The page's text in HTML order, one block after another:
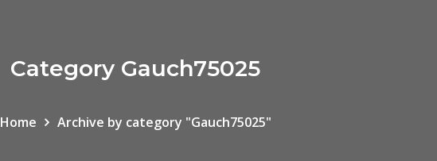
Category Gauch75025
Home Archive by category "Gauch75025"